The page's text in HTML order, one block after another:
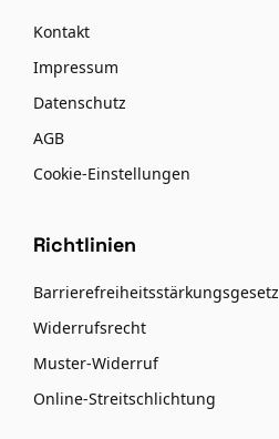
Kontakt
Impressum
Datenschutz
AGB
Cookie-Einstellungen
Richtlinien
Barrierefreiheitsstärkungsgesetz
Widerrufsrecht
Muster-Widerruf
Online-Streitschlichtung